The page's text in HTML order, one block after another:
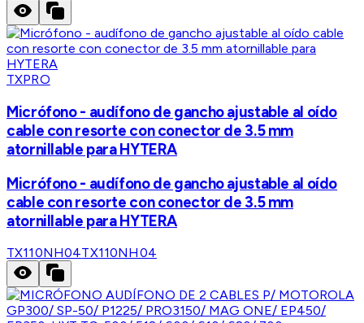
TXPRO
Micrófono - audífono de gancho ajustable al oído
cable con resorte con conector de 3.5 mm
atornillable para HYTERA
Micrófono - audífono de gancho ajustable al oído
cable con resorte con conector de 3.5 mm
atornillable para HYTERA
TX110NH04TX110NH04